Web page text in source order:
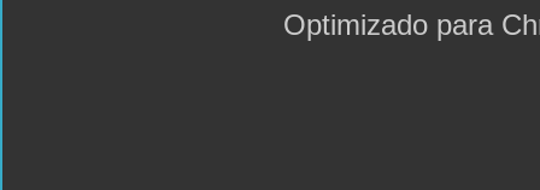
Optimizado para